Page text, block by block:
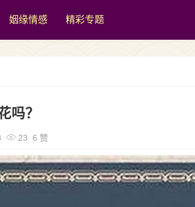
姻缘情感 精彩专题
吗？
23 6 赞